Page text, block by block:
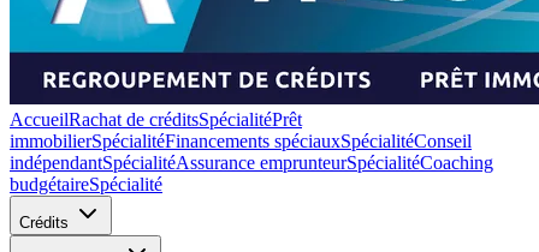
AccueilRachat de créditsSpécialitéPrêt
immobilierSpécialitéFinancements spéciauxSpécialitéConseil
indépendantSpécialitéAssurance emprunteurSpécialitéCoaching
budgétaireSpécialité
Crédits